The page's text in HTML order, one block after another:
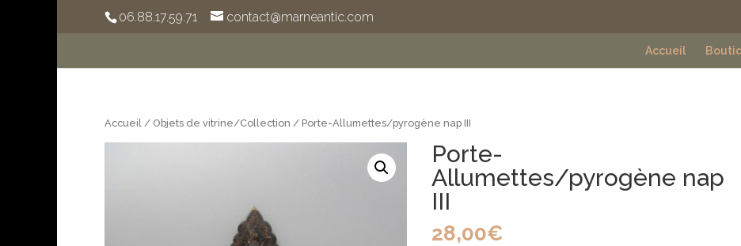
06.88.17.59.71 contact@marneantic.com
Accueil
Accueil / Objets de vitrine/Collection / Porte-Allumettes/pyrogène nap III
Porte-
Allumettes/pyrogène nap
III
28,00€